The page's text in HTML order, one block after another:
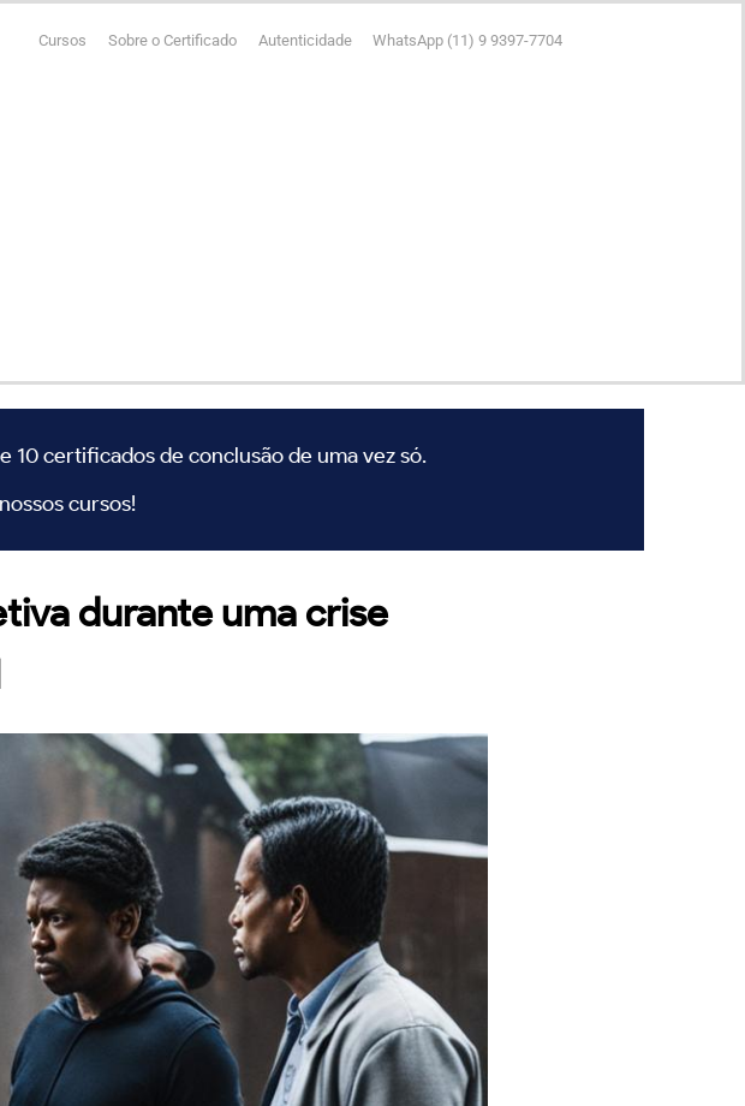
Cursos Sobre o Certificado Autenticidade WhatsApp (11) 9 9397-7704
10 certificados de conclusão de uma vez só.
cursos!
durante uma crise